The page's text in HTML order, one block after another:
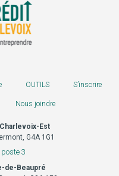
OUTILS S’inscrire
Nous joindre
Est
G4A 1G1
3
de-Beaupré